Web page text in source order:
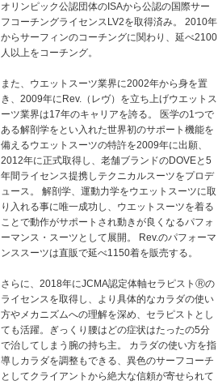
オリンピック公認団体のISAから公認の国際サー
フコーチングライセンスLV2を取得済み。 2010年
からサーフィンのコーチングに関わり、延べ2100
人以上をコーチング。
また、ウエットスーツ業界に2002年から身を置
き、2009年にRev.（レヴ）を立ち上げウエットス
ーツ業界は17年のキャリアを誇る。 医学の1つで
ある解剖学をとい入れた世界初のサポート機能を
備えるウエットスーツの特許を2009年に出願、
2012年に正式取得し、老舗ブランドのDOVEと5
年間ライセンス提携しテクニカルスーツをプロデ
ュース。 解剖学、運動力学をウエットスーツに取
り入れる事に唯一成功し、ウエットスーツを着る
ことで動作がサポートされ動きが良くなるパフォ
ーマンス・スーツとして展開。 Rev.のパフォーマ
ンススーツは直販で延べ1150着を販売する。
さらに、2018年にJCMA認定体軸セラピストⓇの
ライセンスを取得し、より具体的なカラダの使い
方やメカニズムへの理解を深め、セラピストとし
ても活躍。ぎっくり腰はどの症状はたったの5分
で治してしまう腕の持ち主。 カラダの使い方を指
導しカラダを調整もできる、異色のサーフコーチ
としてクライアントから絶大な信頼が寄せられて